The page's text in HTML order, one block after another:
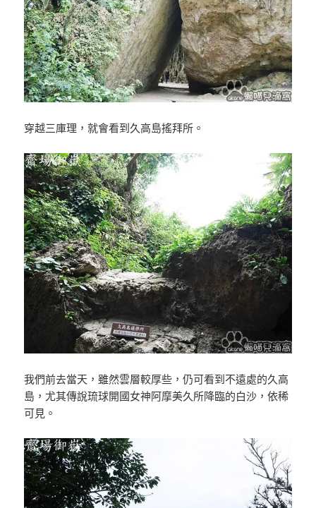
穿越三庫理，就會看到久高島搖拜所。
我們前去當天，雖然雲層較厚些，仍可看到不遠處的久高
島，尤其傳說琉球開國女神阿摩美久所降臨的白沙，依稀
可見。